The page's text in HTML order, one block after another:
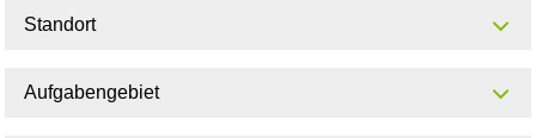
Standort
Aufgabengebiet